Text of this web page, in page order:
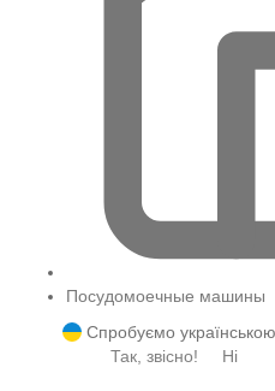
Посудомоечные машины
Спробуємо
Так, звісно!
Ні